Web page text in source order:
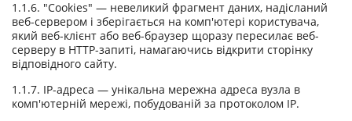
1.1.6. "Cookies" — невеликий фрагмент даних, надісланий
веб-сервером і зберігається на комп'ютері користувача,
який веб-клієнт або веб-браузер щоразу пересилає веб-
серверу в HTTP-запиті, намагаючись відкрити сторінку
відповідного сайту.
1.1.7. IP-адреса — унікальна мережна адреса вузла в
комп'ютерній мережі, побудованій за протоколом IP.